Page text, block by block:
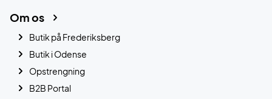
Om os
Butik på Frederiksberg
Butik i Odense
Opstrengning
B2B Portal